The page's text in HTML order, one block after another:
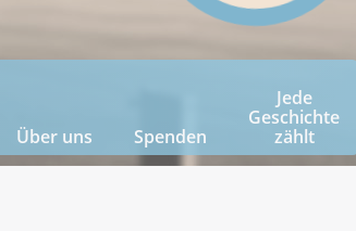
Über uns Spenden
Jede
Geschichte
zählt